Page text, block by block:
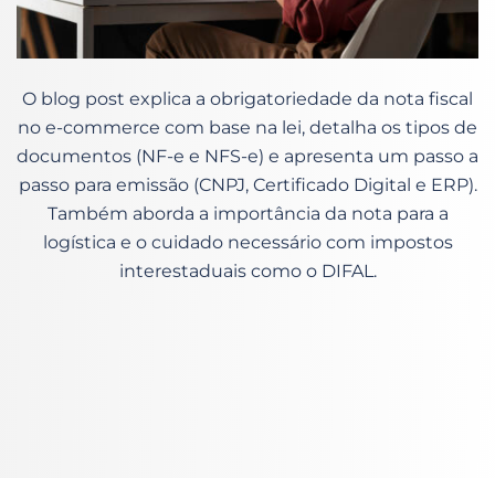
O blog post explica a obrigatoriedade da nota fiscal
no e-commerce com base na lei, detalha os tipos de
documentos (NF-e e NFS-e) e apresenta um passo a
passo para emissão (CNPJ, Certificado Digital e ERP).
Também aborda a importância da nota para a
logística e o cuidado necessário com impostos
interestaduais como o DIFAL.